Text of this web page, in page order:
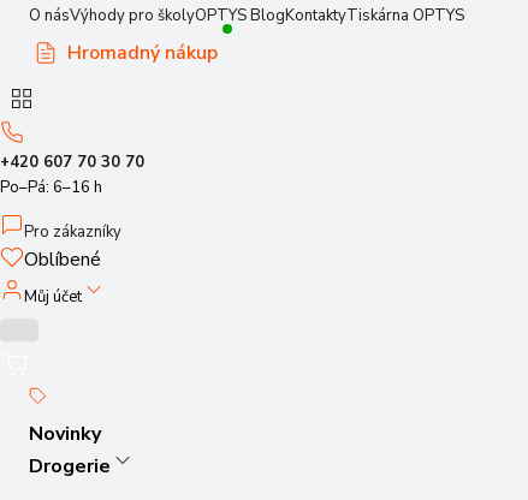
O násVýhody pro školyOPTYS BlogKontaktyTiskárna OPTYS
Hromadný nákup
+420 607 70 30 70
Po–Pá: 6–16 h
Pro zákazníky
Oblíbené
Můj účet
Novinky
Drogerie